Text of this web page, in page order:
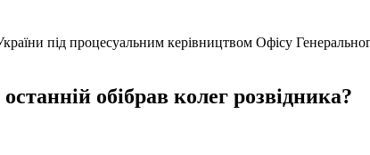
під процесуальним керівництвом Офісу
обібрав колег розвідника?